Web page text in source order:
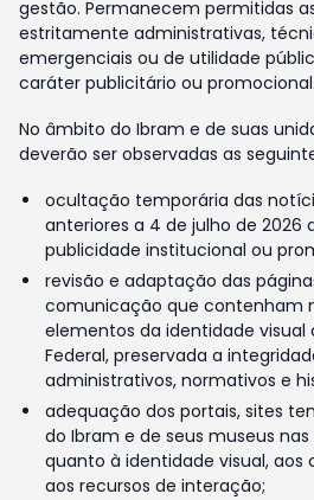
gestão. Permanecem permitidas
estritamente administrativas,
emergenciais ou de utilidade
caráter publicitário ou promocional.
No âmbito do Ibram e de suas
deverão ser observadas as
ocultação temporária das
anteriores a 4 de julho de 2026
publicidade institucional ou
revisão e adaptação das
comunicação que contenham
elementos da identidade visual
Federal, preservada a
administrativos, normativos e
adequação dos portais, sites
do Ibram e de seus museus
quanto à identidade visual, aos
aos recursos de interação;